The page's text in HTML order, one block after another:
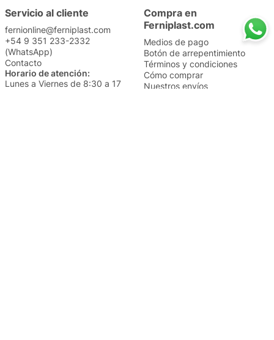
Servicio al cliente
fernionline@ferniplast.com
+54 9 351 233-2332
(WhatsApp)
Contacto
Horario de atención:
Lunes a Viernes de 8:30 a 17
Compra en
Ferniplast.com
Medios de pago
Botón de arrepentimiento
Términos y condiciones
Cómo comprar
Nuestros envíos